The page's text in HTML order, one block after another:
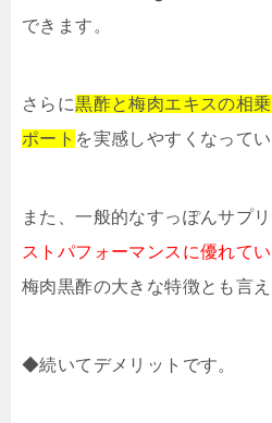
できます。
さらに黒酢と梅肉エキスの相
ポート を実感しやすくなって
また、一般的なすっぽんサプ
ストパフォーマンスに優れて
梅肉黒酢の大きな特徴とも言え
◆続いてデメリットです。